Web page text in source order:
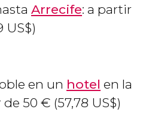
Arrecife: a partir
US$)
en un hotel en la
de 50 € (57,78 US$)